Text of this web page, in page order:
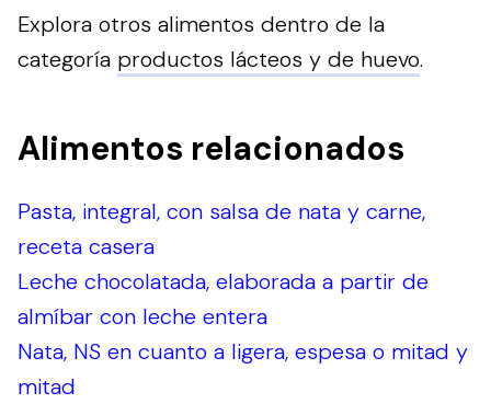
Explora otros alimentos dentro de la
categoría productos lácteos y de huevo.
Alimentos relacionados
Pasta, integral, con salsa de nata y carne,
receta casera
Leche chocolatada, elaborada a partir de
almíbar con leche entera
Nata, NS en cuanto a ligera, espesa o mitad y
mitad